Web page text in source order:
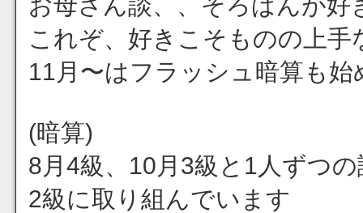
これぞ、好きこそものの上手
11月〜はフラッシュ暗算も始
(暗算)
8月4級、10月3級と1人ずつ
2級に取り組んでいます